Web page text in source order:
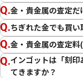
金・貴金属の査定だ
ちぎれた金でも買い
金・貴金属の査定
インゴットは「刻
てきますか？